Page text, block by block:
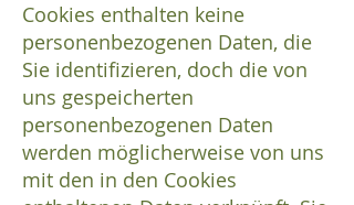
Cookies enthalten keine
personenbezogenen Daten, die
Sie identifizieren, doch die von
uns gespeicherten
personenbezogenen Daten
werden möglicherweise von uns
mit den in den Cookies